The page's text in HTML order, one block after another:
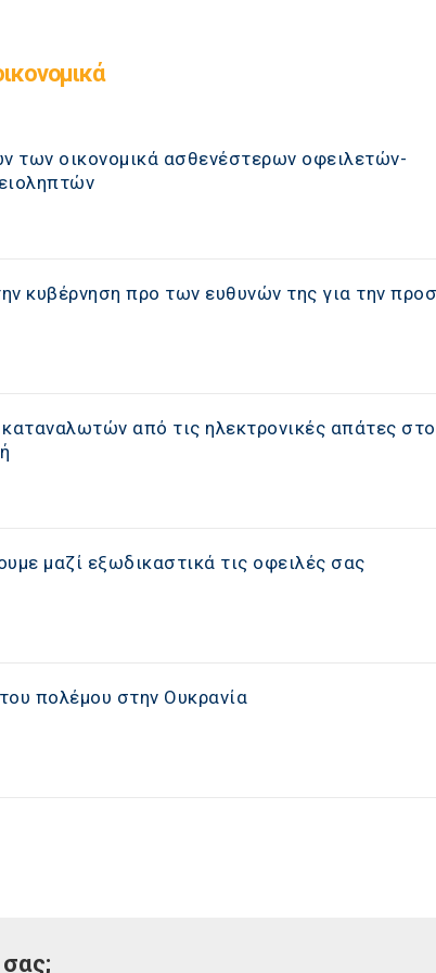
των οικονομικά ασθενέστερων οφειλετών-
κυβέρνηση προ των ευθυνών της για την
από τις ηλεκτρονικές απάτες στο
μαζί εξωδικαστικά τις οφειλές σας
πολέμου στην Ουκρανία